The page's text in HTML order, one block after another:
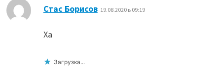
Стас Борисов: 19.08.2020 в 09:19
Ха
Загрузка...